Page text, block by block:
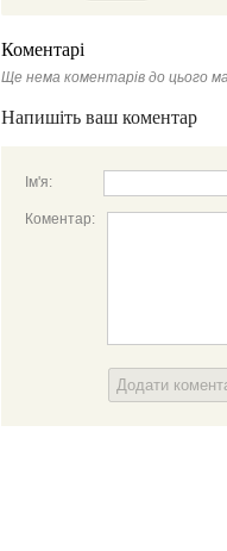
Коментарі
Ще нема коментарів до цього
Напишіть ваш коментар
Ім'я:
Коментар:
Додати